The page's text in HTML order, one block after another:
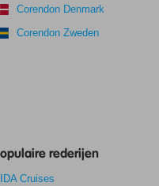
Corendon Denmark
Corendon Zweden
rederijen
Cruises